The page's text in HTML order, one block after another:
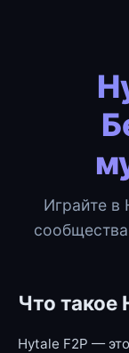
Играйте в
Что такое
Hytale F2P —